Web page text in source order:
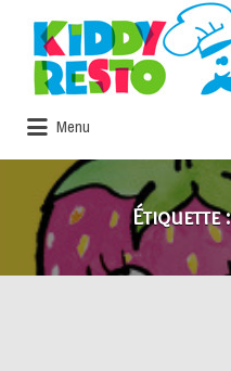
Rechercher:
Menu
Étiquette